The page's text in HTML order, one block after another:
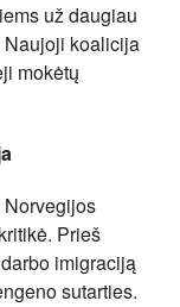
už daugiau
Naujoji koalicija
mokėtų
Norvegijos
Prieš
imigraciją
sutarties.